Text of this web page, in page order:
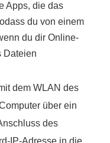
Apps, die das
du von einem
du dir Online-
Dateien
dem WLAN des
über ein
des
IP-Adresse in die